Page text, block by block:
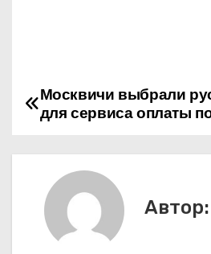
НМосквичи выбрали
для сервиса оплаты
Автор: